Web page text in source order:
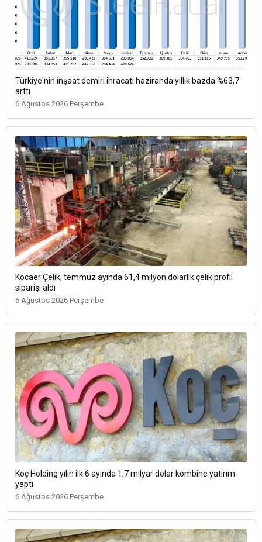
Türkiye'nin inşaat demiri ihracatı haziranda yıllık bazda %63,7
arttı
6 Ağustos 2026 Perşembe
Kocaer Çelik, temmuz ayında 61,4 milyon dolarlık çelik profil
siparişi aldı
6 Ağustos 2026 Perşembe
Koç Holding yılın ilk 6 ayında 1,7 milyar dolar kombine yatırım
yaptı
6 Ağustos 2026 Perşembe